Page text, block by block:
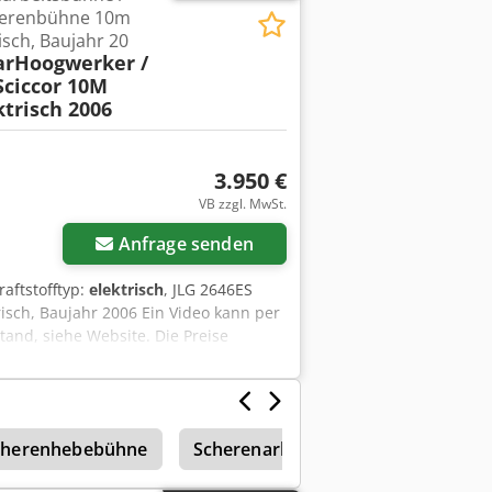
10m
Baujahr 20
/
10M
2006
3.950 €
VB zzgl. MwSt.
Anfrage senden
elektrisch, JLG 2646ES
Baujahr 2006 Ein Video kann per
siehe Website. Die Preise
wechselnden Lagerbestand an
erfolgen zu
Allgemeinen
Sie unverbindlich einen
Ort sind. Van de Wert Trading B.V.Scherenarbeitsbühne